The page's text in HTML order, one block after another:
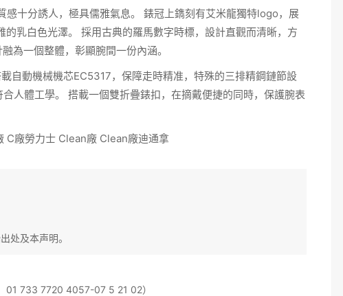
感十分誘人，極具儒雅氣息。 錶冠上鐫刻有艾米龍獨特logo，展
乳白色光澤。 採用古典的羅馬數字時標，設計直觀而清晰，方
融為一個整體，彰顯腕間一份內涵。
自動機械機芯EC5317，保障走時精准，特殊的三排精鋼鏈節設
合人體工學。 搭載一個雙折疊錶扣，在摘戴便捷的同時，保護腕表
C廠勞力士 Clean廠 Clean廠迪通拿
处及本声明。
01 733 7720 4057-07 5 21 02）